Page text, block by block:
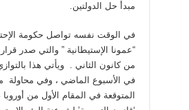
مبدأ حل الدولتين.
في الوقت نفسه تواصل حكومة
من كانون الثاني . ويأتي هذا
في الأسبوع الماضي ، وفي محاولة
المتوقعة في المقام الأول من